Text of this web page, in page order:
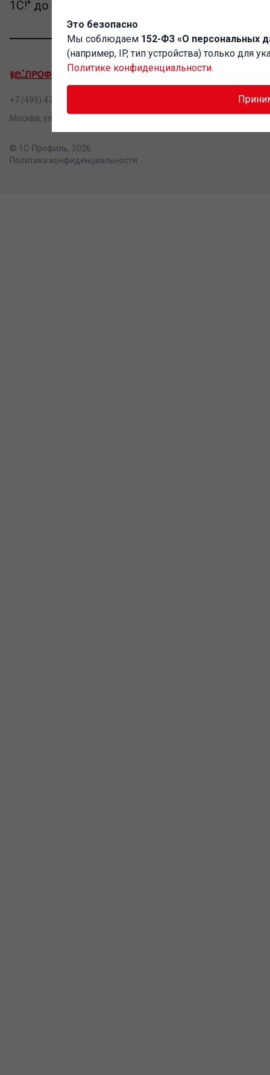
1С!" до конца 2026 года
+7 (495) 478-10-28
Москва, ул. Новослободская, д. 31, стр. 4
© 1С-Профиль, 2026
Политика конфиденциальности
Это безопасно
Мы соблюдаем 152-ФЗ «О персональных
(например, IP, тип устройства) только для
Политике конфиденциальности.